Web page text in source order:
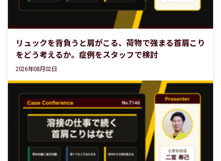
リュックを背負うと肩がこる、荷物で強まる首肩こり
をどう考えるか。症例をスタッフで検討
2026年08月02日